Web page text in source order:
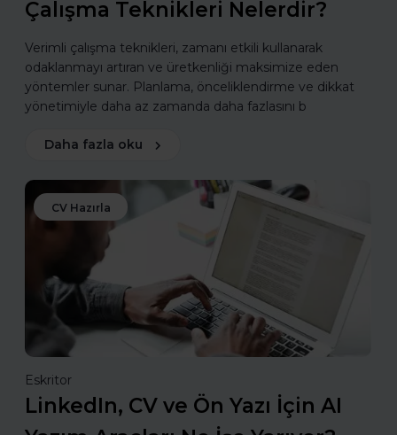
Çalışma Teknikleri Nelerdir?
Verimli çalışma teknikleri, zamanı etkili kullanarak
odaklanmayı artıran ve üretkenliği maksimize eden
yöntemler sunar. Planlama, önceliklendirme ve dikkat
yönetimiyle daha az zamanda daha fazlasını b
Daha fazla oku
CV Hazırla
Eskritor
LinkedIn, CV ve Ön Yazı İçin AI